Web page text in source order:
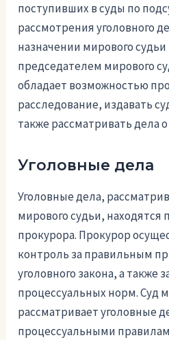
поступивших в суды по
рассмотрения уголовного
назначении мирового
председателем мирового
обладает возможностью
расследование, издавать
также рассматривать дела
Уголовные дела
Уголовные дела,
мирового судьи, находятся
прокурора. Прокурор
контроль за правильным
уголовного закона, а также
процессуальных норм. Суд
рассматривает уголовные
процессуальными